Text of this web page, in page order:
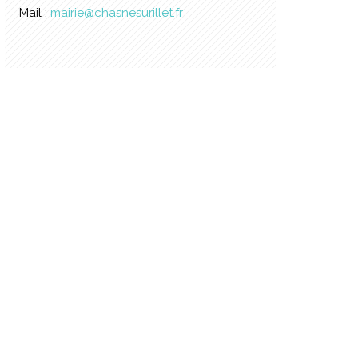
Mail : mairie@chasnesurillet.fr